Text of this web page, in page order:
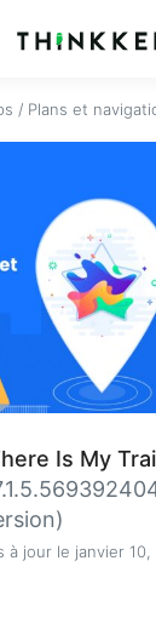
/ Plans et
Is My
à jour le janvier